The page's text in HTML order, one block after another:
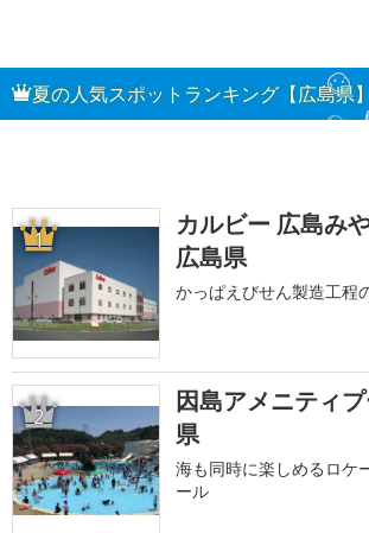
夏の人気スポットランキング【広島県】
1
カルビー 広島み
広島県
かっぱえびせん製造工程
2
因島アメニティ
県
海も同時に楽しめるロケ
ール